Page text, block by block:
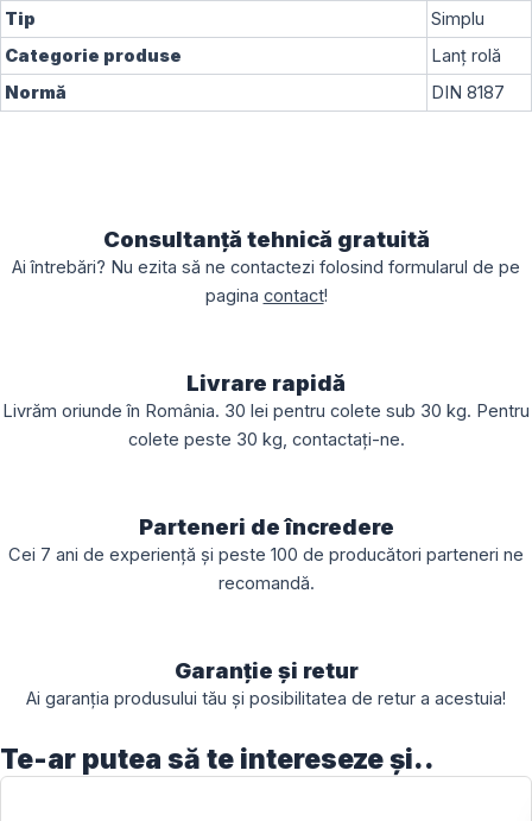
Tip
Simplu
Categorie produse
Lanț rolă
Normă
DIN 8187
Consultanță tehnică gratuită
Ai întrebări? Nu ezita să ne contactezi folosind formularul de pe
pagina contact!
Livrare rapidă
Livrăm oriunde în România. 30 lei pentru colete sub 30 kg. Pentru
colete peste 30 kg, contactați-ne.
Parteneri de încredere
Cei 7 ani de experiență și peste 100 de producători parteneri ne
recomandă.
Garanție și retur
Ai garanția produsului tău și posibilitatea de retur a acestuia!
Te-ar putea să te intereseze și..